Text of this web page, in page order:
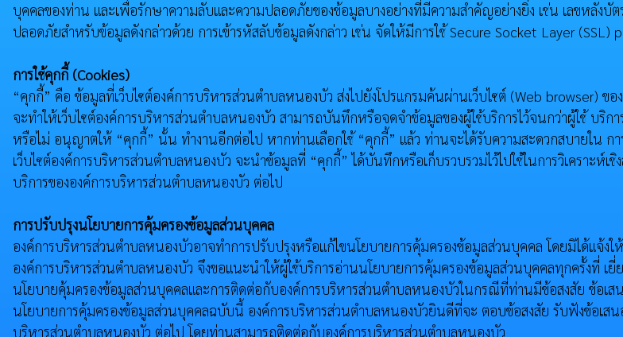
บุคคลของท่าน และเพื่อรักษาความลับและความปลอดภัยของข้อมูลบางอย่างที่มีความสำคัญอย่างยิ่ง เช่น เลขหลัง
ปลอดภัยสำหรับข้อมูลดังกล่าวด้วย การเข้ารหัสลับข้อมูลดังกล่าว เช่น จัดให้มีการใช้ Secure Socket Layer (SSL)
การใช้คุกกี้ (Cookies)
“คุกกี้” คือ ข้อมูลที่เว็บไซต์องค์การบริหารส่วนตำบลหนองบัว ส่งไปยังโปรแกรมค้นผ่านเว็บไซต์ (Web browser) ข
จะทำให้เว็บไซต์องค์การบริหารส่วนตำบลหนองบัว สามารถบันทึกหรือจดจําข้อมูลของผู้ใช้บริการไว้จนกว่าผู้ใช้ บริ
หรือไม่ อนุญาตให้ “คุกกี้” นั้น ทำงานอีกต่อไป หากท่านเลือกใช้ “คุกกี้” แล้ว ท่านจะได้รับความสะดวกสบายใน ก
เว็บไซต์องค์การบริหารส่วนตำบลหนองบัว จะนําข้อมูลที่ “คุกกี้” ได้บันทึกหรือเก็บรวบรวมไว้ไปใช้ในการวิเคราะ
บริการขององค์การบริหารส่วนตำบลหนองบัว ต่อไป
การปรับปรุงนโยบายการคุ้มครองข้อมูลส่วนบุคคล
องค์การบริหารส่วนตำบลหนองบัวอาจทำการปรับปรุงหรือแก้ไขนโยบายการคุ้มครองข้อมูลส่วนบุคคล โดยมิได้แจ้
องค์การบริหารส่วนตำบลหนองบัว จึงขอแนะนําให้ผู้ใช้บริการอ่านนโยบายการคุ้มครองข้อมูลส่วนบุคคลทุกครั้งที่ เ
นโยบายคุ้มครองข้อมูลส่วนบุคคลและการติดต่อกับองค์การบริหารส่วนตำบลหนองบัวในกรณีที่ท่านมีข้อสงสัย ข้อ
นโยบายการคุ้มครองข้อมูลส่วนบุคคลฉบับนี้ องค์การบริหารส่วนตำบลหนองบัวยินดีที่จะ ตอบข้อสงสัย รับฟังข้อเส
บริหารส่วนตำบลหนองบัว ต่อไป โดยท่านสามารถติดต่อกับองค์การบริหารส่วนตำบลหนองบัว